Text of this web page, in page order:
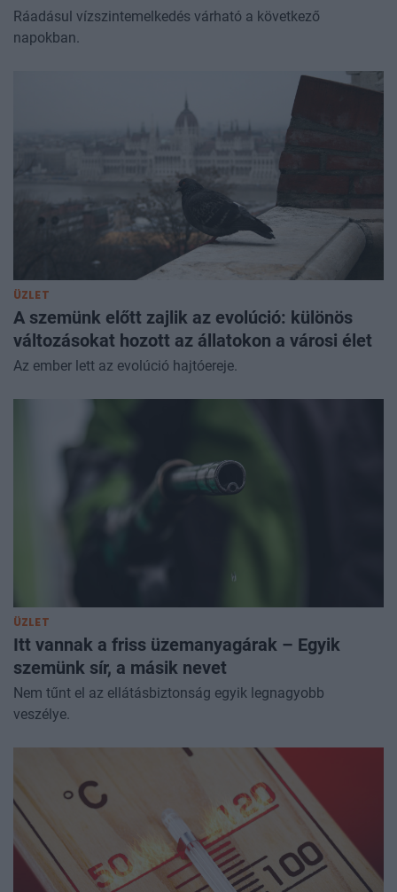
Ráadásul vízszintemelkedés várható a következő
napokban.
ÜZLET
A szemünk előtt zajlik az evolúció: különös
változásokat hozott az állatokon a városi élet
Az ember lett az evolúció hajtóereje.
ÜZLET
Itt vannak a friss üzemanyagárak – Egyik
szemünk sír, a másik nevet
Nem tűnt el az ellátásbiztonság egyik legnagyobb
veszélye.